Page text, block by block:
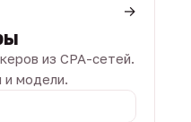
→
из CPA-сетей.
и модели.